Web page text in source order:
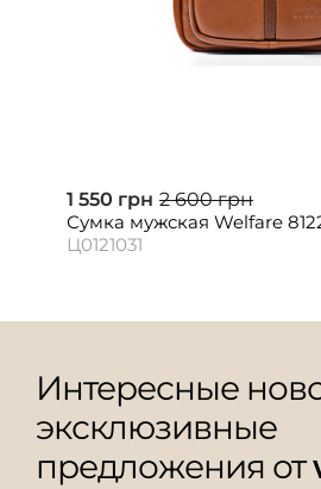
1 550 грн 2 600 грн
Сумка мужская Welfare
Ц0121031
Интересные
эксклюзивные
предложения от